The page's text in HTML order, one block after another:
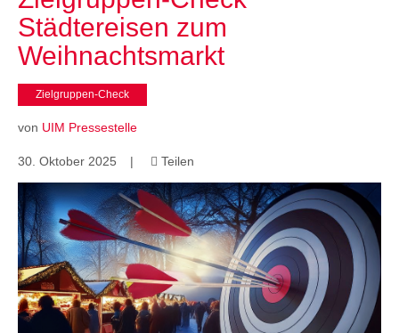
Cases
• Themen-Serien
• Kurzinterviews
Städtereisen zum
Weihnachtsmarkt
Zielgruppen-Check
von UIM Pressestelle
30. Oktober 2025 |  Teilen